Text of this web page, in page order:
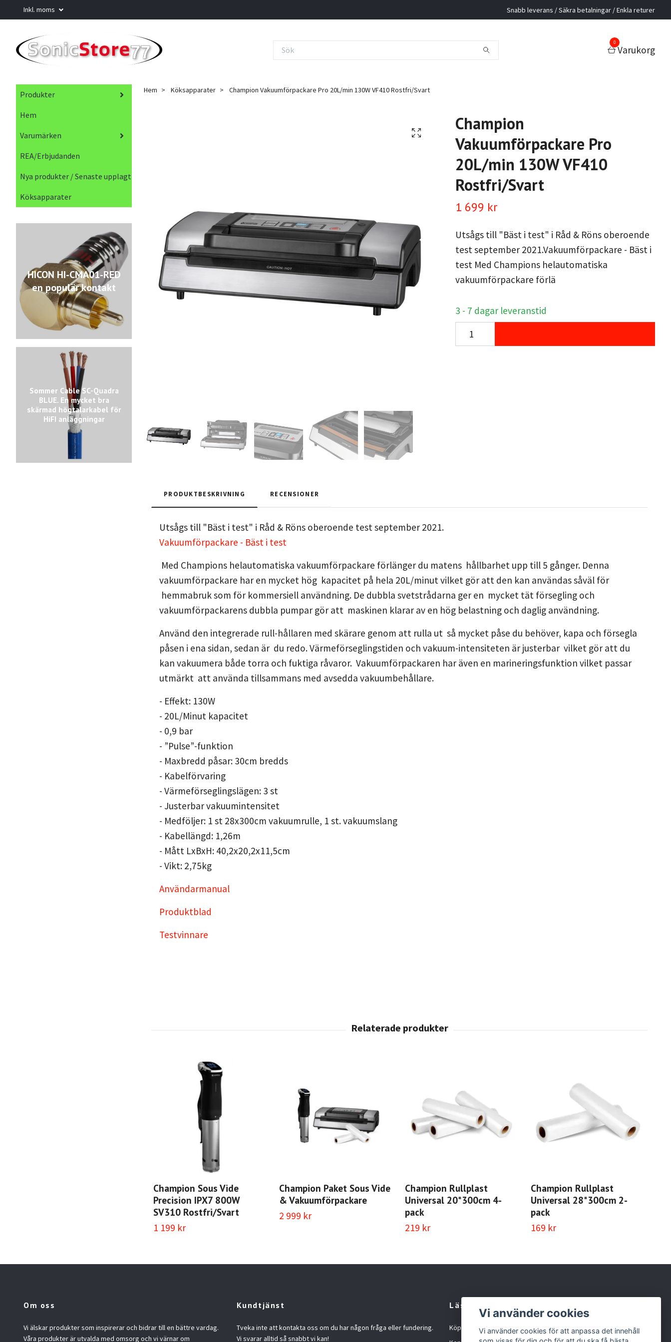
Inkl. moms Snabb leverans / Säkra betalningar / Enkla returer
0
Varukorg
Produkter
Hem
Varumärken
REA/Erbjudanden
Nya produkter / Senaste upplagt
Köksapparater
HICON HI-CMA01-RED
en populär kontakt
Sommer Cable SC-Quadra
BLUE. En mycket bra
skärmad högtalarkabel för
HiFI anläggningar
Hem Köksapparater Champion Vakuumförpackare Pro 20L/min 130W VF410 Rostfri/Svart
Champion
Vakuumförpackare Pro
20L/min 130W VF410
Rostfri/Svart
1 699 kr
Utsågs till "Bäst i test" i Råd & Röns oberoende
test september 2021.Vakuumförpackare - Bäst i
test Med Champions helautomatiska
vakuumförpackare förlä
3 - 7 dagar leveranstid
PRODUKTBESKRIVNING RECENSIONER
Utsågs till "Bäst i test" i Råd & Röns oberoende test september 2021.
Vakuumförpackare - Bäst i test
Med Champions helautomatiska vakuumförpackare förlänger du matens hållbarhet upp till 5 gånger. Denna
vakuumförpackare har en mycket hög kapacitet på hela 20L/minut vilket gör att den kan användas såväl för
hemmabruk som för kommersiell användning. De dubbla svetstrådarna ger en mycket tät försegling och
vakuumförpackarens dubbla pumpar gör att maskinen klarar av en hög belastning och daglig användning.
Använd den integrerade rull-hållaren med skärare genom att rulla ut så mycket påse du behöver, kapa och försegla
påsen i ena sidan, sedan är du redo. Värmeförseglingstiden och vakuum-intensiteten är justerbar vilket gör att du
kan vakuumera både torra och fuktiga råvaror. Vakuumförpackaren har även en marineringsfunktion vilket passar
utmärkt att använda tillsammans med avsedda vakuumbehållare.
- Effekt: 130W
- 20L/Minut kapacitet
- 0,9 bar
- ”Pulse”-funktion
- Maxbredd påsar: 30cm bredds
- Kabelförvaring
- Värmeförseglingslägen: 3 st
- Justerbar vakuumintensitet
- Medföljer: 1 st 28x300cm vakuumrulle, 1 st. vakuumslang
- Kabellängd: 1,26m
- Mått LxBxH: 40,2x20,2x11,5cm
- Vikt: 2,75kg
Användarmanual
Produktblad
Testvinnare
Champion Sous Vide
Precision IPX7 800W
SV310 Rostfri/Svart
1 199 kr
Champion Paket Sous Vide
& Vakuumförpackare
2 999 kr
Champion Rullplast
Universal 20*300cm 4-
pack
219 kr
Champion Rullplast
Universal 28*300cm 2-
pack
169 kr
Om oss
Vi älskar produkter som inspirerar och bidrar till en bättre vardag.
Våra produkter är utvalda med omsorg och vi värnar om
Kundtjänst
Tveka inte att kontakta oss om du har någon fråga eller fundering.
Vi svarar alltid så snabbt vi kan!
Läs mer
Köpvillkor
Vi använder cookies
Vi använder cookies för att anpassa det innehåll